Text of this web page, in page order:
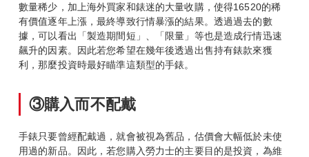
數量稀少，加上海外買家和錶迷的大量收購，使得16520的稀
有價值逐年上漲，最終導致行情暴漲的結果。透過過去的數
據，可以看出「製造期間短」、「限量」等也是造成行情迅速
飆升的因素。因此若您希望在幾年後透過出售持有錶款來獲
利，那麼投資時最好瞄準這類型的手錶。
③購入而不配戴
手錶只要曾經配戴過，就會被視為舊品，估價會大幅低於未使
用過的新品。因此，若您購入勞力士的主要目的是投資，為維